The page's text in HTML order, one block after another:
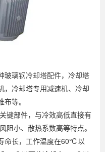
玻璃钢冷却塔配件， 冷却塔
，冷却塔专用减速机、冷却
等。
部件，与冷效高低直接有
阻小、散热系数高等特点。
命长，工作温度在60℃以